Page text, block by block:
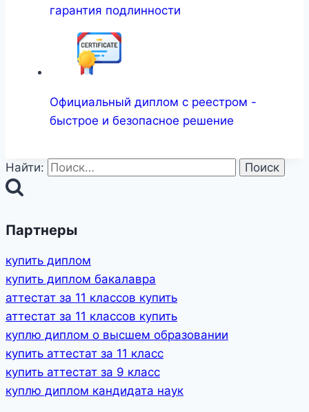
гарантия подлинности
Официальный диплом с реестром -
быстрое и безопасное решение
Найти:
Партнеры
купить диплом
купить диплом бакалавра
аттестат за 11 классов купить
аттестат за 11 классов купить
куплю диплом о высшем образовании
купить аттестат за 11 класс
купить аттестат за 9 класс
куплю диплом кандидата наук